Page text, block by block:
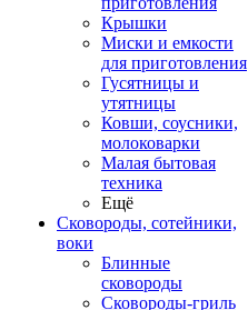
Крышки
Миски и емкости
для приготовления
Гусятницы и
утятницы
Ковши, соусники,
молоковарки
Малая бытовая
техника
Ещё
Сковороды, сотейники,
воки
Блинные
сковороды
Сковороды-гриль